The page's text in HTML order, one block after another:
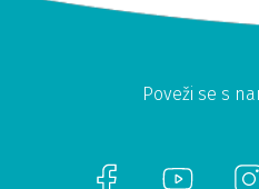
Poveži se s